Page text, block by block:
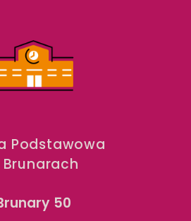
Podstawowa
50